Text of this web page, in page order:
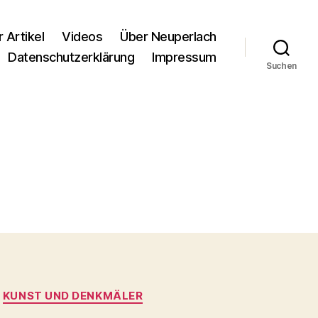
Artikel Videos
Über Neuperlach
Datenschutzerklärung Impressum
Suchen
KUNST UND DENKMÄLER